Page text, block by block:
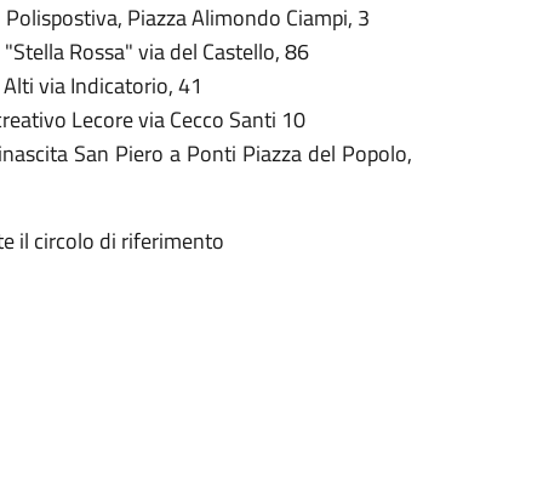
Piazza Alimondo Ciampi, 3
Rossa" via del Castello, 86
via Indicatorio, 41
Lecore via Cecco Santi 10
San Piero a Ponti Piazza del Popolo,
il circolo di riferimento